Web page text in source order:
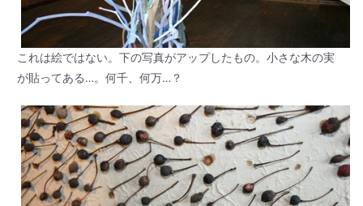
これは絵ではない。下の写真がアップしたもの。小さな木の実
が貼ってある…。何千、何万…？